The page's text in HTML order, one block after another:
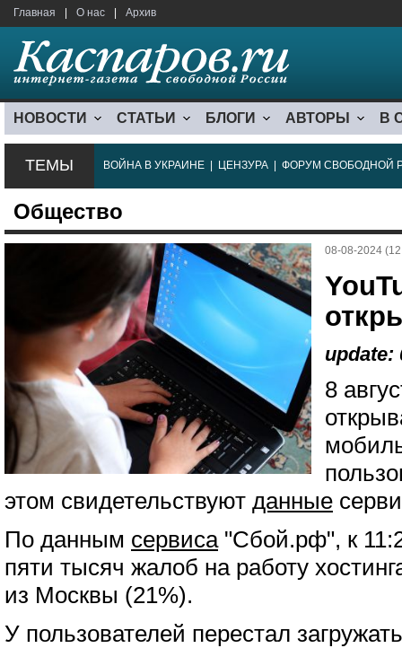
Главная О нас Архив
НОВОСТИ СТАТЬИ БЛОГИ АВТОРЫ В
ТЕМЫ ВОЙНА В УКРАИНЕ ЦЕНЗУРА ФОРУМ СВОБОДНОЙ
Общество
08-08-2024
update:
8
этом свидетельствуют данные
По данным сервиса"Сбой.рф", к
пяти тысяч жалоб на работу
из Москвы (21%).
У пользователей перестал